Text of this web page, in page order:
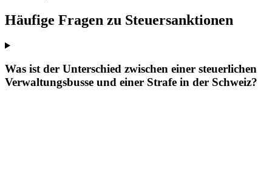
Häufige Fragen zu Steuersanktionen
Was ist der Unterschied zwischen einer steuerlichen
Verwaltungsbusse und einer Strafe in der Schweiz?